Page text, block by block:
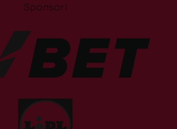
Sponsori